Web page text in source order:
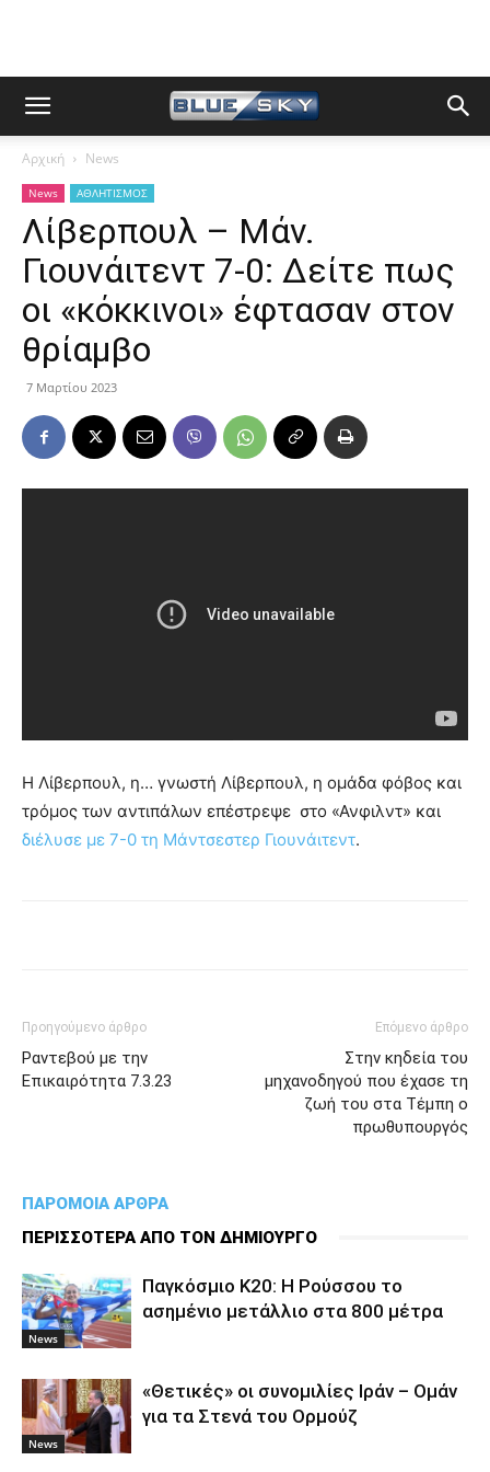
Αρχική News
News ΑΘΛΗΤΙΣΜΟΣ
Λίβερπουλ – Μάν.
Γιουνάιτεντ 7-0: Δείτε πως
οι «κόκκινοι» έφτασαν στον
θρίαμβο
7 Μαρτίου 2023
Η Λίβερπουλ, η… γνωστή Λίβερπουλ, η ομάδα φόβος και
τρόμος των αντιπάλων επέστρεψε στο «Ανφιλντ» και
διέλυσε με 7-0 τη Μάντσεστερ Γιουνάιτεντ.
Προηγούμενο άρθρο
Ραντεβού με την
Επικαιρότητα 7.3.23
Επόμενο άρθρο
Στην κηδεία του
μηχανοδηγού που έχασε τη
ζωή του στα Τέμπη ο
πρωθυπουργός
ΠΑΡΟΜΟΙΑ ΑΡΘΡΑ
ΠΕΡΙΣΣΟΤΕΡΑ ΑΠΟ ΤΟΝ ΔΗΜΙΟΥΡΓΟ
News
Παγκόσμιο Κ20: Η Ρούσσου το
ασημένιο μετάλλιο στα 800 μέτρα
News
«Θετικές» οι συνομιλίες Ιράν – Ομάν
για τα Στενά του Ορμούζ